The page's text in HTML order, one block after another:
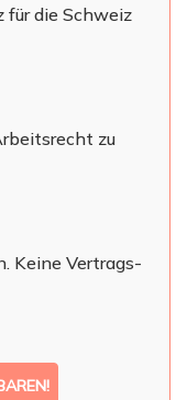
für die Schweiz
zu
Keine Vertrags-